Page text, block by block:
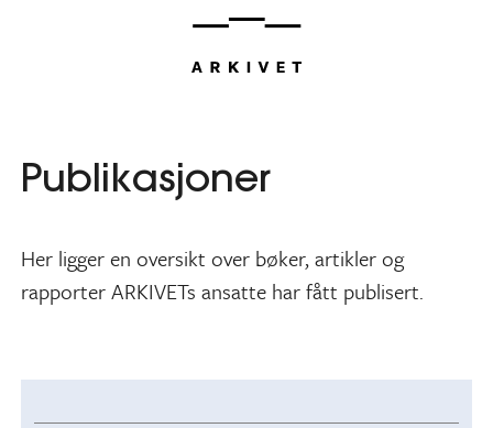
Publikasjoner
Her ligger en oversikt over bøker, artikler og
rapporter ARKIVETs ansatte har fått publisert.